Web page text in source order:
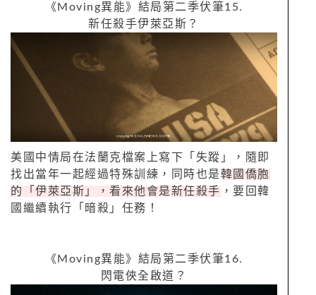
《 Moving異能》結局第二季伏筆15.
新任殺手伊萊亞斯？
美國中情局在法蘭克檔案上寫下「失蹤」，隨即
找出當年一起經過特殊訓練，同時也是韓國僑胞
的「伊萊亞斯」，看來他會是新任殺手 ，要回韓
國繼續執行「暗殺」任務！
《 Moving異能》結局第二季伏筆16.
閃電俠全啟道？